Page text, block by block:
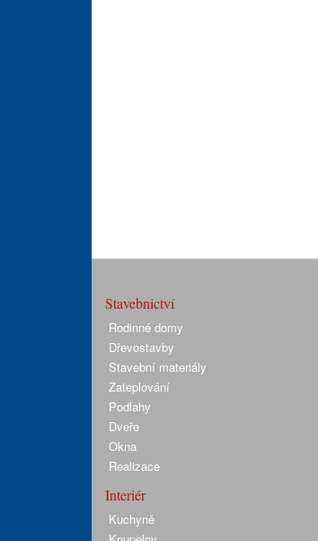
Stavebnictví
Rodinné domy
Dřevostavby
Stavební materiály
Zateplování
Podlahy
Dveře
Okna
Realizace
Interiér
Kuchyně